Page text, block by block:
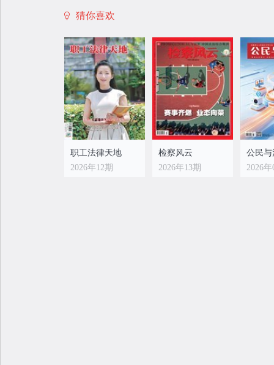
公民与法治
2025年04期
公民与法治
2025年03期
公民与
2025年
猜你喜欢
职工法律天地
2026年12期
检察风云
2026年13期
公民与
2026年